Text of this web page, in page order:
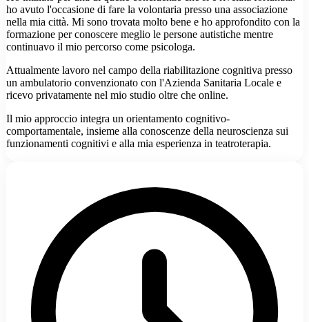
ho avuto l'occasione di fare la volontaria presso una associazione
nella mia città. Mi sono trovata molto bene e ho approfondito con la
formazione per conoscere meglio le persone autistiche mentre
continuavo il mio percorso come psicologa.
Attualmente lavoro nel campo della riabilitazione cognitiva presso
un ambulatorio convenzionato con l'Azienda Sanitaria Locale e
ricevo privatamente nel mio studio oltre che online.
Il mio approccio integra un orientamento cognitivo-
comportamentale, insieme alla conoscenze della neuroscienza sui
funzionamenti cognitivi e alla mia esperienza in teatroterapia.